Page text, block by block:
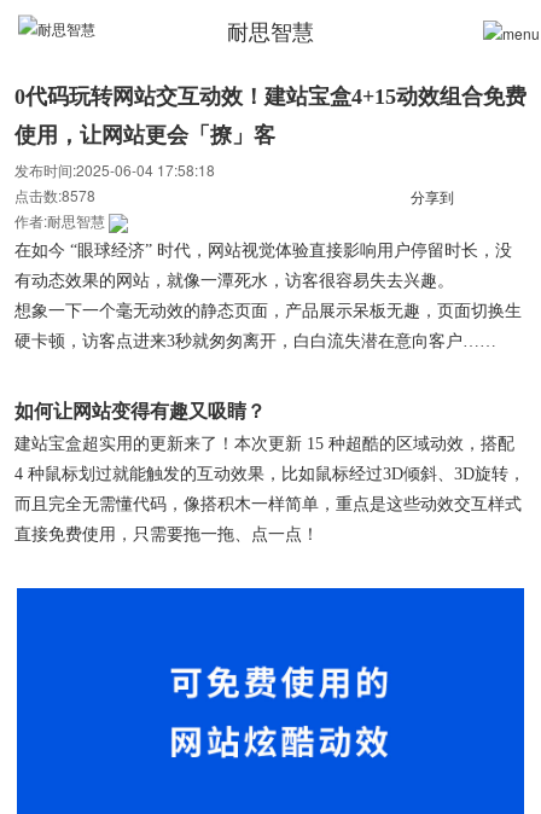
耐思智慧
0代码玩转网站交互动效！建站宝盒4+15动效组合免费
使用，让网站更会「撩」客
发布时间:2025-06-04 17:58:18
点击数:8578
作者:耐思智慧
分享到
在如今 “眼球经济” 时代，网站视觉体验直接影响用户停留时长，没
有动态效果的网站，就像一潭死水，访客很容易失去兴趣。
想象一下一个毫无动效的静态页面，产品展示呆板无趣，页面切换生
硬卡顿，访客点进来3秒就匆匆离开，白白流失潜在意向客户……
如何让网站变得有趣又吸睛？
建站宝盒超实用的更新来了！本次更新 15 种超酷的区域动效，搭配
4 种鼠标划过就能触发的互动效果，比如鼠标经过3D倾斜、3D旋转，
而且完全无需懂代码，像搭积木一样简单，重点是这些动效交互样式
直接免费使用，只需要拖一拖、点一点！